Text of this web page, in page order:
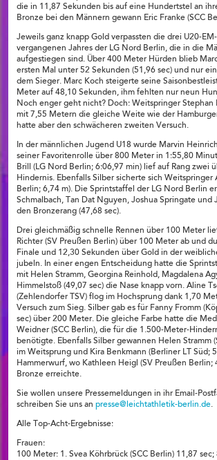
die in 11,87 Sekunden bis auf eine Hundertstel an
Bronze bei den Männern gewann Eric Franke (SCC
Jeweils ganz knapp Gold verpassten die drei U20-
vergangenen Jahres der LG Nord Berlin, die in die
aufgestiegen sind. Über 400 Meter Hürden blieb
ersten Mal unter 52 Sekunden (51,96 sec) und nur
dem Sieger. Marc Koch steigerte seine
Meter auf 48,10 Sekunden, ihm fehlten nur neun
Noch enger geht nicht? Doch: Weitspringer Stephan
mit 7,55 Metern die gleiche Weite wie der
hatte aber den schwächeren zweiten Versuch.
In der männlichen Jugend U18 wurde Marvin
seiner Favoritenrolle über 800 Meter in 1:55,80
Brill (LG Nord Berlin; 6:06,97 min) lief auf Rang zwei
Hindernis. Ebenfalls Silber sicherte sich Weitspringer
Berlin; 6,74 m). Die Sprintstaffel der LG Nord Berlin
Schmalbach, Tan Dat Nguyen, Joshua Springate und
den Bronzerang (47,68 sec).
Drei gleichmäßig schnelle Rennen über 100 Meter
Richter (SV Preußen Berlin) über 100 Meter ab und
Finale und 12,30 Sekunden über Gold in der
jubeln. In einer engen Entscheidung hatte die
mit Helen Stramm, Georgina Reinhold, Magdalena
Himmelstoß (49,07 sec) die Nase knapp vorn. Aline
(Zehlendorfer TSV) flog im Hochsprung dank 1,70
Versuch zum Sieg. Silber gab es für Fanny Fromm
sec) über 200 Meter. Die gleiche Farbe hatte die
Weidner (SCC Berlin), die für die 1.500-Meter-
benötigte. Ebenfalls Silber gewannen Helen Stramm
im Weitsprung und Kira Benkmann (Berliner LT Süd;
Hammerwurf, wo Kathleen Heigl (SV Preußen Berlin;
Bronze erreichte.
Sie wollen unsere Pressemeldungen in ihr Email-
schreiben Sie uns an presse@leichtathletik-berlin.de.
Alle Top-Acht-Ergebnisse:
Frauen:
100 Meter: 1. Svea Köhrbrück (SCC Berlin) 11,87